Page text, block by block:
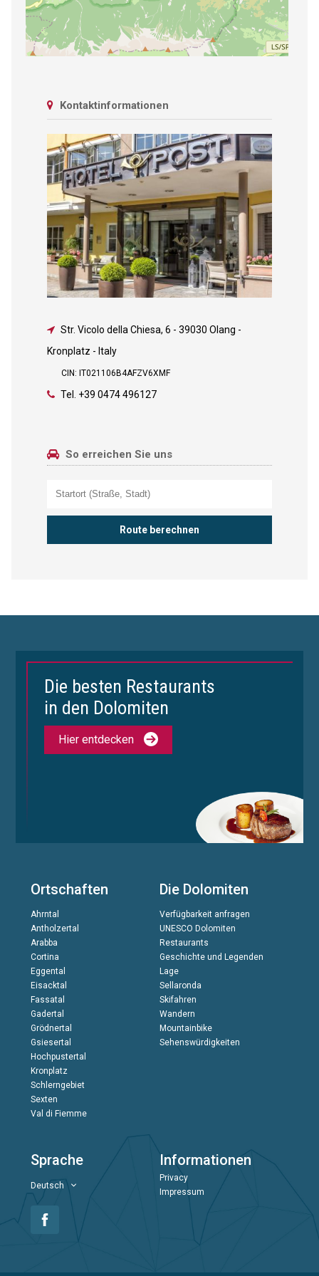
Kontaktinformationen
Str. Vicolo della Chiesa, 6 - 39030 Olang -
Kronplatz - Italy
CIN: IT021106B4AFZV6XMF
Tel. +39 0474 496127
So erreichen Sie uns
Die besten Restaurants
in den Dolomiten
Hier entdecken
Ortschaften
Ahrntal
Antholzertal
Arabba
Cortina
Eggental
Eisacktal
Fassatal
Gadertal
Grödnertal
Gsiesertal
Hochpustertal
Kronplatz
Schlerngebiet
Sexten
Val di Fiemme
Die Dolomiten
Verfügbarkeit anfragen
UNESCO Dolomiten
Restaurants
Geschichte und Legenden
Lage
Sellaronda
Skifahren
Wandern
Mountainbike
Sehenswürdigkeiten
Sprache
Deutsch
Informationen
Privacy
Impressum